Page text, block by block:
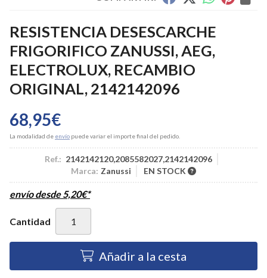
RESISTENCIA DESESCARCHE
FRIGORIFICO ZANUSSI, AEG,
ELECTROLUX, RECAMBIO
ORIGINAL, 2142142096
68,95€
La modalidad de envío puede variar el importe final del pedido.
Ref.: 2142142120,2085582027,2142142096
Marca: Zanussi EN STOCK
envío desde5,20€*
Cantidad
Añadir a la cesta